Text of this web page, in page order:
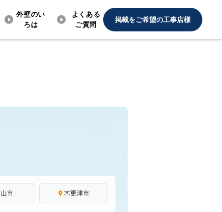
外壁のい
ろは
よくある
ご質問
掲載をご希望の工事店様
市 木更津市